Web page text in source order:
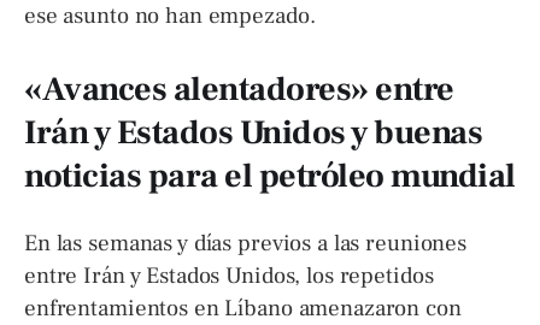
ese asunto no han empezado.
«Avances alentadores» entre
Irán y Estados Unidos y buenas
noticias para el petróleo mundial
En las semanas y días previos a las reuniones
entre Irán y Estados Unidos, los repetidos
enfrentamientos en Líbano amenazaron con